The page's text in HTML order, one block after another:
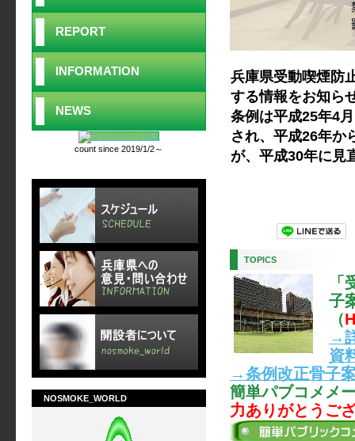
兵庫県受動喫煙防
する情報をお知ら
条例は平成25年4
され、平成26年か
が、平成30年に見
TOPICS
子
（
→
資
→条例改正骨子
簡単パブコメメ
力ありがとうご
REPORT
INFORMATION
NEWS
count since 2019/1/2～
NOSMOKE_WORLD